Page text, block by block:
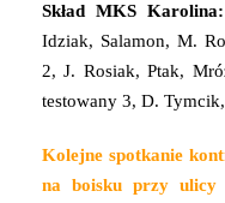
Skład MKS Karolina:
Idziak, Salamon, M.
2, J. Rosiak, Ptak,
testowany 3, D.
Kolejne spotkanie
na boisku przy ulicy